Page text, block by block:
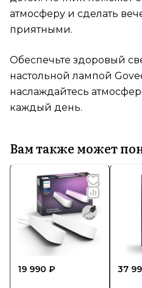
атмосферу и сделать
приятными.
Обеспечьте здоровый
настольной лампой
наслаждайтесь
каждый день.
Вам также может
19 990 ₽ 37